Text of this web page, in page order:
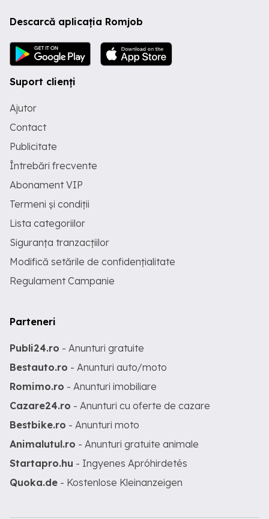
Descarcă aplicația Romjob
Suport clienți
Ajutor
Contact
Publicitate
Întrebări frecvente
Abonament VIP
Termeni și condiții
Lista categoriilor
Siguranța tranzacțiilor
Modifică setările de confidențialitate
Regulament Campanie
Parteneri
Publi24.ro - Anunturi gratuite
Bestauto.ro - Anunturi auto/moto
Romimo.ro - Anunturi imobiliare
Cazare24.ro - Anunturi cu oferte de cazare
Bestbike.ro - Anunturi moto
Animalutul.ro - Anunturi gratuite animale
Startapro.hu - Ingyenes Apróhirdetés
Quoka.de - Kostenlose Kleinanzeigen